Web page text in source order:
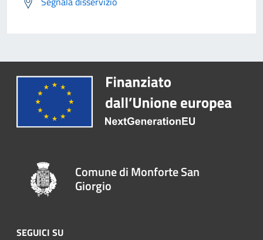
Comune di Monforte San
Giorgio
SEGUICI SU